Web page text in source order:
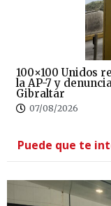
100×100 Unidos
la AP-7 y
Gibraltar
07/08/2026
Puede que te